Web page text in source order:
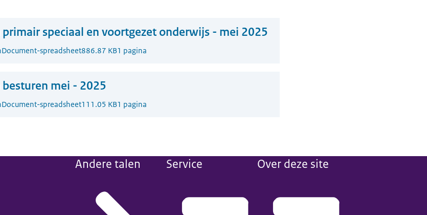
speciaal en voortgezet onderwijs - mei 2025
spreadsheet886.87 KB1 pagina
mei - 2025
spreadsheet111.05 KB1 pagina
Andere talen Service Over deze site